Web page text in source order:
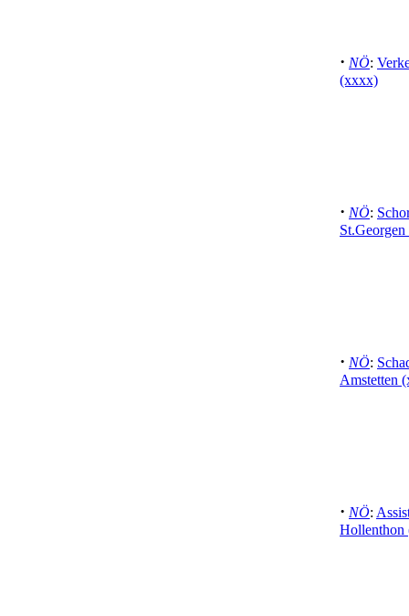
· NÖ:
(xxxx)
· NÖ:
· NÖ:
Amstetten
· NÖ: